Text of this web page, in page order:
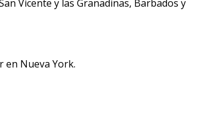
Vicente y las Granadinas, Barbados y
en Nueva York.